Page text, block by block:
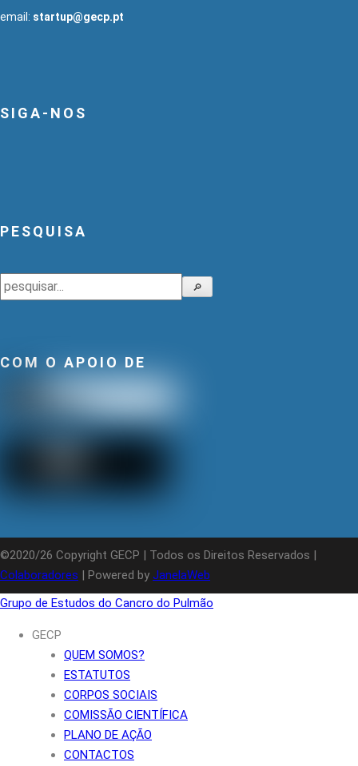
email: startup@gecp.pt
SIGA-NOS
PESQUISA
Pesquisar 🔎
COM O APOIO DE
©2020/26 Copyright GECP | Todos os Direitos Reservados |
Colaboradores | Powered by JanelaWeb
Grupo de Estudos do Cancro do Pulmão
GECP
QUEM SOMOS?
ESTATUTOS
CORPOS SOCIAIS
COMISSÃO CIENTÍFICA
PLANO DE AÇÃO
CONTACTOS